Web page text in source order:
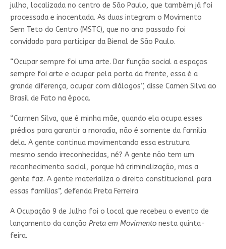
julho, localizada no centro de São Paulo, que também já foi
processada e inocentada. As duas integram o Movimento
Sem Teto do Centro (MSTC), que no ano passado foi
convidado para participar da Bienal de São Paulo.
“Ocupar sempre foi uma arte. Dar função social a espaços
sempre foi arte e ocupar pela porta da frente, essa é a
grande diferença, ocupar com diálogos”, disse Camen Silva ao
Brasil de Fato na época.
“Carmen Silva, que é minha mãe, quando ela ocupa esses
prédios para garantir a moradia, não é somente da família
dela. A gente continua movimentando essa estrutura
mesmo sendo irreconhecidas, né? A gente não tem um
reconhecimento social, porque há criminalização, mas a
gente faz. A gente materializa o direito constitucional para
essas famílias”, defenda Preta Ferreira
A Ocupação 9 de Julho foi o local que recebeu o evento de
lançamento da canção Preta em Movimento nesta quinta-
feira.